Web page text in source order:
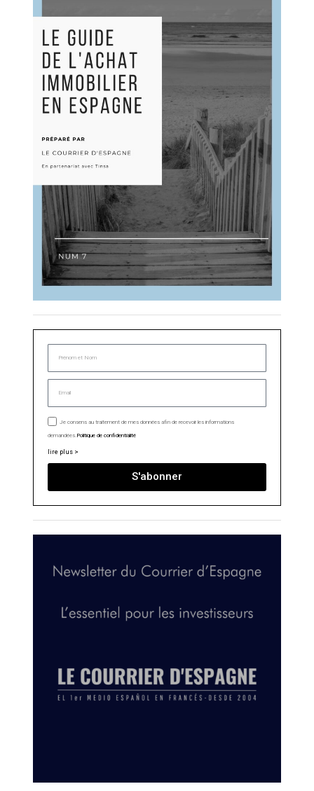
Je consens au traitement de mes données afin de recevoir les informations
demandées. Politique de confidentialité
lire plus >
S'abonner